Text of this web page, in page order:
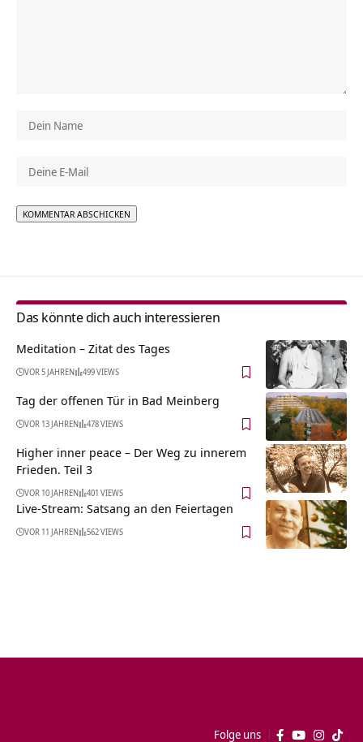
Das könnte dich auch interessieren
Meditation – Zitat des Tages
VOR 5 JAHREN 499 VIEWS
Tag der offenen Tür in Bad Meinberg
VOR 13 JAHREN 478 VIEWS
Higher inner peace – Der Weg zu innerem
Frieden. Teil 3
VOR 10 JAHREN 401 VIEWS
Live-Stream: Satsang an den Feiertagen
VOR 11 JAHREN 562 VIEWS
Folge uns